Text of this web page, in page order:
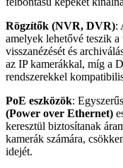
Rögzítők (NVR, DVR):
amelyek lehetővé teszik
visszanézését és
az IP kamerákkal, míg a
rendszerekkel
PoE eszközök:
(Power over Ethernet)
keresztül biztosítanak
kamerák számára,
idejét.